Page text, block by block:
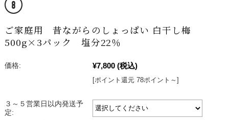
ご家庭用 昔ながらのしょっぱい 白干し梅
500g×3パック 塩分22％
価格: ¥7,800 (税込)
[ポイント還元 78ポイント～]
３～５営業日以内発送予
定: